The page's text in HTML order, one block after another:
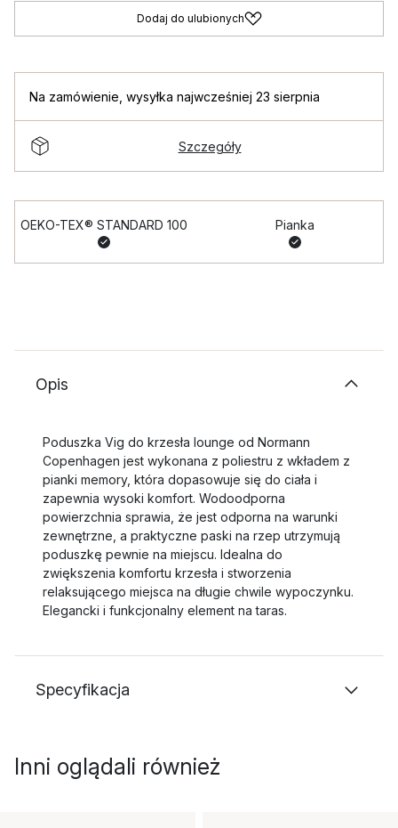
Dodaj do ulubionych
Na zamówienie wysyłka najwcześniej 23 sierpnia
Szczegóły
OEKO-TEX® STANDARD 100 Pianka
Opis
Poduszka Vig do krzesła lounge od Normann
Copenhagen jest wykonana z poliestru z wkładem z
pianki memory, która dopasowuje się do ciała i
zapewnia wysoki komfort. Wodoodporna
powierzchnia sprawia, że jest odporna na warunki
zewnętrzne, a praktyczne paski na rzep utrzymują
poduszkę pewnie na miejscu. Idealna do
zwiększenia komfortu krzesła i stworzenia
relaksującego miejsca na długie chwile wypoczynku.
Elegancki i funkcjonalny element na taras.
Specyfikacja
Inni oglądali również